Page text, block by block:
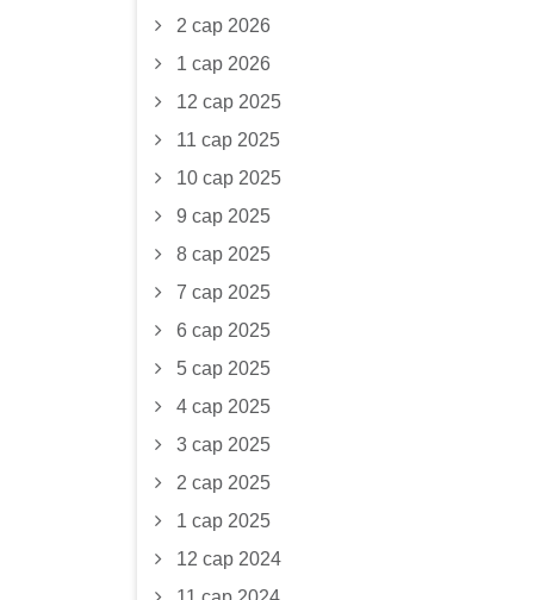
2 сар 2026
1 сар 2026
12 сар 2025
11 сар 2025
10 сар 2025
9 сар 2025
8 сар 2025
7 сар 2025
6 сар 2025
5 сар 2025
4 сар 2025
3 сар 2025
2 сар 2025
1 сар 2025
12 сар 2024